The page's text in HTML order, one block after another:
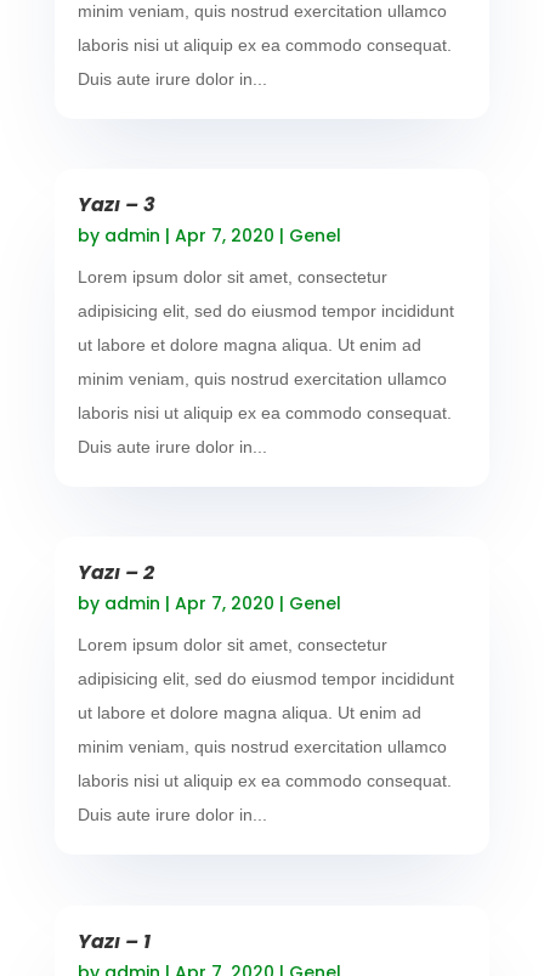
minim veniam, quis nostrud exercitation ullamco
laboris nisi ut aliquip ex ea commodo consequat.
Duis aute irure dolor in...
Yazı – 3
by admin | Apr 7, 2020 | Genel
Lorem ipsum dolor sit amet, consectetur
adipisicing elit, sed do eiusmod tempor incididunt
ut labore et dolore magna aliqua. Ut enim ad
minim veniam, quis nostrud exercitation ullamco
laboris nisi ut aliquip ex ea commodo consequat.
Duis aute irure dolor in...
Yazı – 2
by admin | Apr 7, 2020 | Genel
Lorem ipsum dolor sit amet, consectetur
adipisicing elit, sed do eiusmod tempor incididunt
ut labore et dolore magna aliqua. Ut enim ad
minim veniam, quis nostrud exercitation ullamco
laboris nisi ut aliquip ex ea commodo consequat.
Duis aute irure dolor in...
Yazı – 1